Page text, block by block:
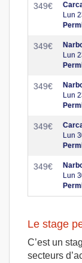
349€
Lun
349€
Lun
349€
Lun
349€
Lun
349€
Lun
Le stage
C’est un
secteurs